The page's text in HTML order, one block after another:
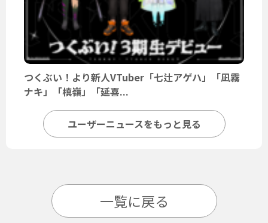
つくぶい！より新人VTuber「七辻アゲハ」「凪霧
ナキ」「槙嶺」「延喜...
ユーザーニュースをもっと見る
一覧に戻る